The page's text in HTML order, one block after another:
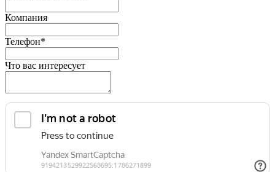
Компания
Телефон*
Что вас интересует
Я принимаю условияПолитики конфиденциальности